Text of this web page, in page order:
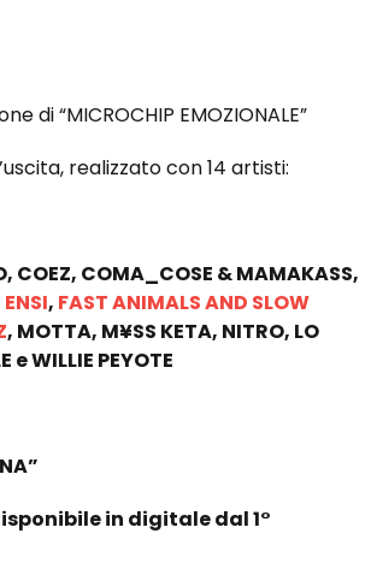
di “MICROCHIP EMOZIONALE”
realizzato con 14 artisti:
COEZ, COMA_COSE & MAMAKASS,
ENSI, FAST ANIMALS AND SLOW
, MOTTA, M¥SS KETA, NITRO, LO
e WILLIE PEYOTE
in digitale dal 1°